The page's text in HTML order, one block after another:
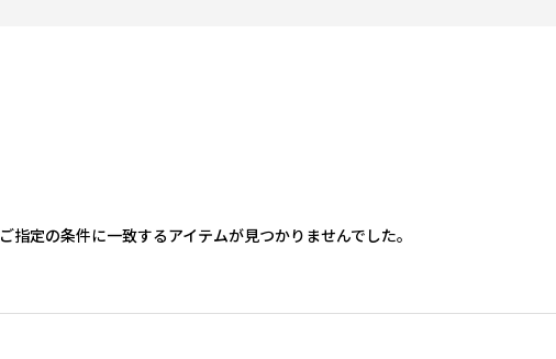
ご指定の条件に一致するアイテムが見つかりませんでした。